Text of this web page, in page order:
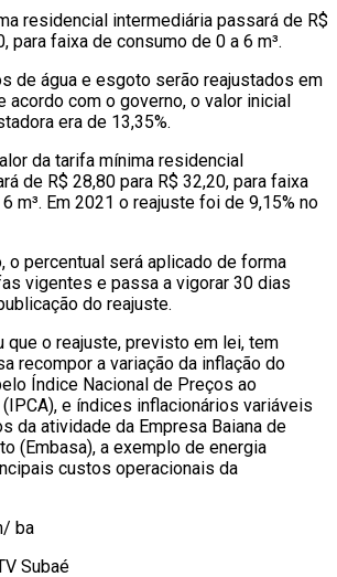
residencial intermediária passará de R$
para faixa de consumo de 0 a 6 m³.
de água e esgoto serão reajustados em
acordo com o governo, o valor inicial
era de 13,35%.
da tarifa mínima residencial
de R$ 28,80 para R$ 32,20, para faixa
m³. Em 2021 o reajuste foi de 9,15% no
o percentual será aplicado de forma
vigentes e passa a vigorar 30 dias
do reajuste.
que o reajuste, previsto em lei, tem
recompor a variação da inflação do
Índice Nacional de Preços ao
e índices inflacionários variáveis
da atividade da Empresa Baiana de
(Embasa), a exemplo de energia
custos operacionais da
ba
Subaé